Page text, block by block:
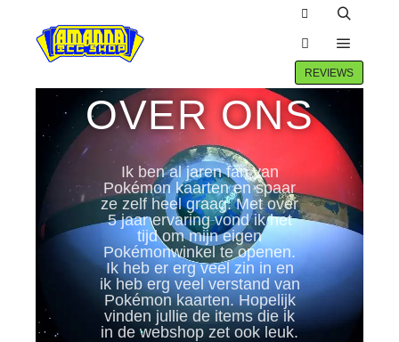
REVIEWS
OVER ONS
Ik ben al jaren fan van
Pokémon kaarten en spaar
ze zelf heel graag. Met over
5 jaar ervaring vond ik het
tijd om mijn eigen
Pokémonwinkel te openen.
Ik heb er erg veel zin in en
ik heb erg veel verstand van
Pokémon kaarten. Hopelijk
vinden jullie de items die ik
in de webshop zet ook leuk.